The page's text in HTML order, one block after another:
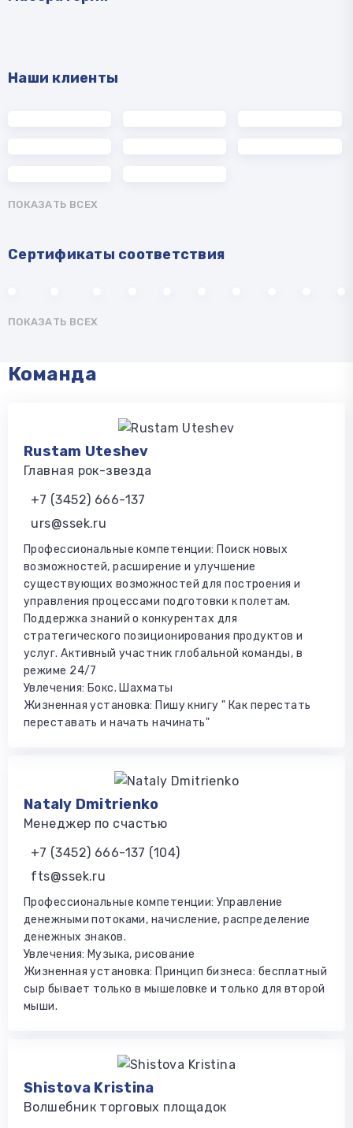
Наши клиенты
ПОКАЗАТЬ ВСЕХ
Сертификаты соответствия
ПОКАЗАТЬ ВСЕХ
Команда
Rustam Uteshev
Главная рок-звезда
+7 (3452) 666-137
urs@ssek.ru
Профессиональные компетенции: Поиск новых
возможностей, расширение и улучшение
существующих возможностей для построения и
управления процессами подготовки к полетам.
Поддержка знаний о конкурентах для
стратегического позиционирования продуктов и
услуг. Активный участник глобальной команды, в
режиме 24/7
Увлечения: Бокс. Шахматы
Жизненная установка: Пишу книгу " Как перестать
переставать и начать начинать"
Nataly Dmitrienko
Менеджер по счастью
+7 (3452) 666-137 (104)
fts@ssek.ru
Профессиональные компетенции: Управление
денежными потоками, начисление, распределение
денежных знаков.
Увлечения: Музыка, рисование
Жизненная установка: Принцип бизнеса: бесплатный
сыр бывает только в мышеловке и только для второй
мыши.
Shistova Kristina
Волшебник торговых площадок